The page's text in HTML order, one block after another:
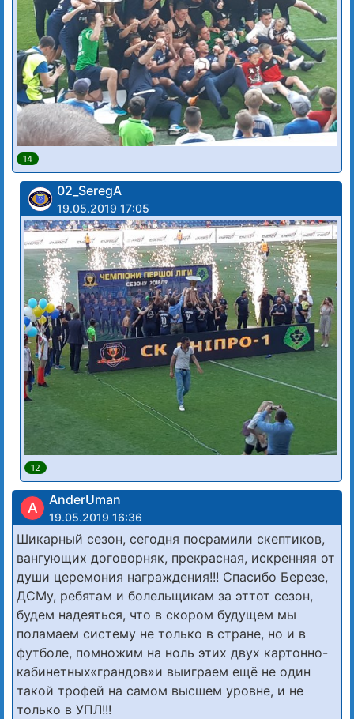
14
02_SeregA
19.05.2019 17:05
12
A AnderUman
19.05.2019 16:36
Шикарный сезон, сегодня посрамили скептиков,
вангующих договорняк, прекрасная, искренняя от
души церемония награждения!!! Спасибо Березе,
ДСМу, ребятам и болельщикам за эттот сезон,
будем надеяться, что в скором будущем мы
поламаем систему не только в стране, но и в
футболе, помножим на ноль этих двух картонно-
кабинетных«грандов»и выиграем ещё не один
такой трофей на самом высшем уровне, и не
только в УПЛ!!!